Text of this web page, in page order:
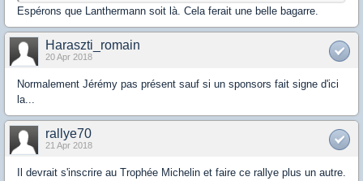
Espérons que Lanthermann soit là. Cela ferait une belle bagarre.
Haraszti_romain
20 Apr 2018
Normalement Jérémy pas présent sauf si un sponsors fait signe d'ici
la...
rallye70
21 Apr 2018
Il devrait s'inscrire au Trophée Michelin et faire ce rallye plus un autre.